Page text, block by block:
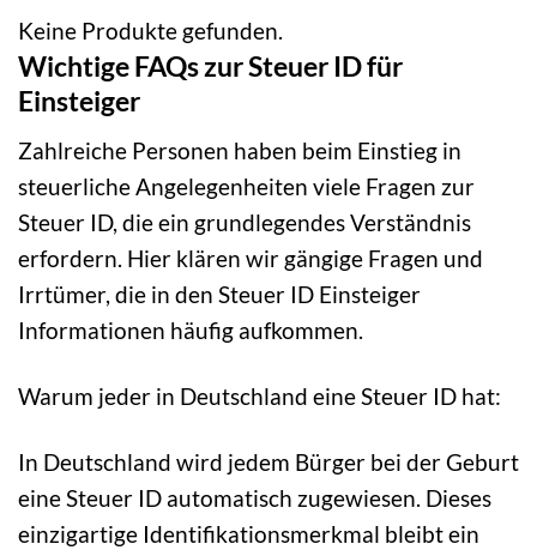
Keine Produkte gefunden.
Wichtige FAQs zur Steuer ID für
Einsteiger
Zahlreiche Personen haben beim Einstieg in
steuerliche Angelegenheiten viele Fragen zur
Steuer ID, die ein grundlegendes Verständnis
erfordern. Hier klären wir gängige Fragen und
Irrtümer, die in den Steuer ID Einsteiger
Informationen häufig aufkommen.
Warum jeder in Deutschland eine Steuer ID hat:
In Deutschland wird jedem Bürger bei der Geburt
eine Steuer ID automatisch zugewiesen. Dieses
einzigartige Identifikationsmerkmal bleibt ein